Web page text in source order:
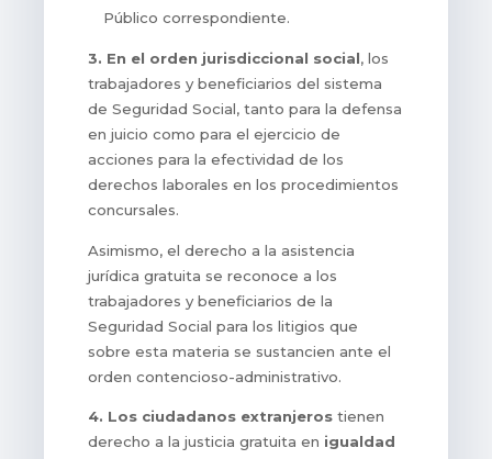
Público correspondiente.
3. En el orden jurisdiccional social, los
trabajadores y beneficiarios del sistema
de Seguridad Social, tanto para la defensa
en juicio como para el ejercicio de
acciones para la efectividad de los
derechos laborales en los procedimientos
concursales.
Asimismo, el derecho a la asistencia
jurídica gratuita se reconoce a los
trabajadores y beneficiarios de la
Seguridad Social para los litigios que
sobre esta materia se sustancien ante el
orden contencioso-administrativo.
4. Los ciudadanos extranjeros tienen
derecho a la justicia gratuita en igualdad